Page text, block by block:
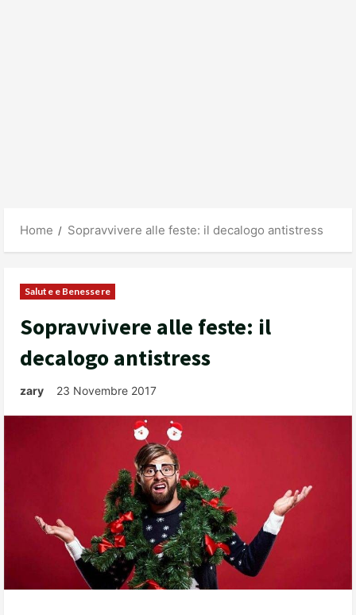
Home Sopravvivere alle feste: il decalogo antistress
Salute e Benessere
Sopravvivere alle feste: il
decalogo antistress
zary 23 Novembre 2017